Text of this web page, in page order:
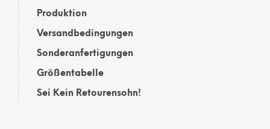
Produktion
Versandbedingungen
Sonderanfertigungen
Größentabelle
Sei Kein Retourensohn!